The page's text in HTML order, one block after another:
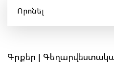
Գրքեր |